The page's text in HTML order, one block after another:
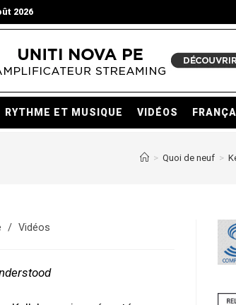
2026
RYTHME ET MUSIQUE VIDÉOS
> Quoi de neuf >
/ Vidéos